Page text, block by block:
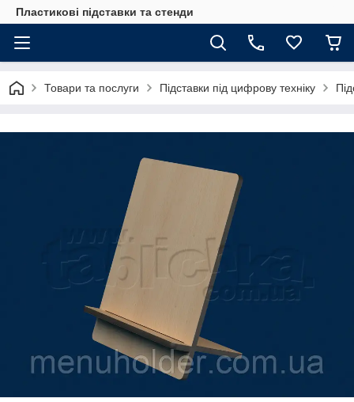
Пластикові підставки та стенди
Товари та послуги Підставки під цифрову техніку